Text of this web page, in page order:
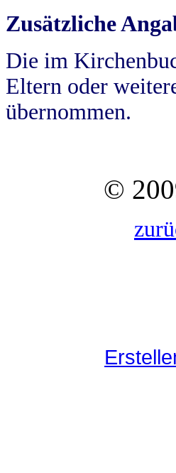
Zusätzliche
Die im
Eltern oder
übernommen.
©